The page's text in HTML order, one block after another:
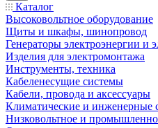
Каталог
Высоковольтное оборудование
Щиты и шкафы, шинопровод
Генераторы электроэнергии и
Изделия для электромонтажа
Инструменты, техника
Кабеленесущие системы
Кабели, провода и аксессуары
Климатические и инженерные
Низковольтное и